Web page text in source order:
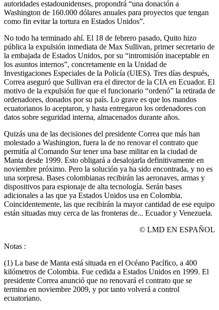
autoridades estadounidenses, propondrá “una donación a
Washington de 160.000 dólares anuales para proyectos que tengan
como fin evitar la tortura en Estados Unidos”.
No todo ha terminado ahí. El 18 de febrero pasado, Quito hizo
pública la expulsión inmediata de Max Sullivan, primer secretario de
la embajada de Estados Unidos, por su “intromisión inaceptable en
los asuntos internos”, concretamente en la Unidad de
Investigaciones Especiales de la Policía (UIES). Tres días después,
Correa aseguró que Sullivan era el director de la CIA en Ecuador. El
motivo de la expulsión fue que el funcionario “ordenó” la retirada de
ordenadores, donados por su país. Lo grave es que los mandos
ecuatorianos lo aceptaron, y hasta entregaron los ordenadores con
datos sobre seguridad interna, almacenados durante años.
Quizás una de las decisiones del presidente Correa que más han
molestado a Washington, fuera la de no renovar el contrato que
permitía al Comando Sur tener una base militar en la ciudad de
Manta desde 1999. Esto obligará a desalojarla definitivamente en
noviembre próximo. Pero la solución ya ha sido encontrada, y no es
una sorpresa. Bases colombianas recibirán las aeronaves, armas y
dispositivos para espionaje de alta tecnología. Serán bases
adicionales a las que ya Estados Unidos usa en Colombia.
Coincidentemente, las que recibirán la mayor cantidad de ese equipo
están situadas muy cerca de las fronteras de... Ecuador y Venezuela.
© LMD EN ESPAÑOL
Notas :
(1) La base de Manta está situada en el Océano Pacífico, a 400
kilómetros de Colombia. Fue cedida a Estados Unidos en 1999. El
presidente Correa anunció que no renovará el contrato que se
termina en noviembre 2009, y por tanto volverá a control
ecuatoriano.